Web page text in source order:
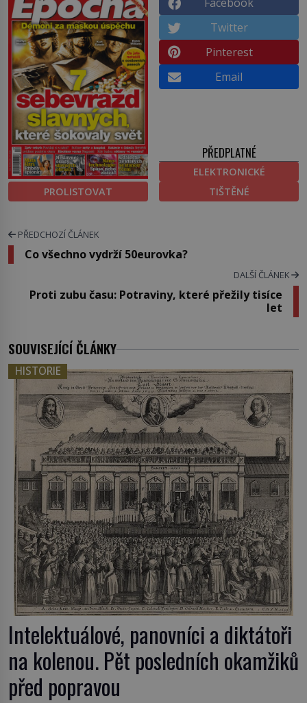
PROLISTOVAT
Twitter
Pinterest
Email
PŘEDPLATNÉ
ELEKTRONICKÉ
TIŠTĚNÉ
PŘEDCHOZÍ ČLÁNEK
Co všechno vydrží 50eurovka?
DALŠÍ ČLÁNEK
Proti zubu času: Potraviny, které přežily tisíce
let
SOUVISEJÍCÍ ČLÁNKY
HISTORIE
Intelektuálové, panovníci a diktátoři
na kolenou. Pět posledních okamžiků
před popravou